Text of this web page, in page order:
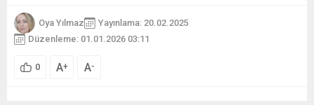
Oya Yılmaz
Yayınlama: 20.02.2025
Düzenleme: 01.01.2026 03:11
0 A+ A-